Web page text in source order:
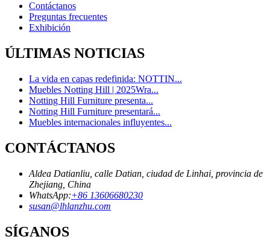
Contáctanos
Preguntas frecuentes
Exhibición
ÚLTIMAS NOTICIAS
La vida en capas redefinida: NOTTIN...
Muebles Notting Hill | 2025Wra...
Notting Hill Furniture presenta...
Notting Hill Furniture presentará...
Muebles internacionales influyentes...
CONTÁCTANOS
Aldea Datianliu, calle Datian, ciudad de Linhai, provincia de
Zhejiang, China
WhatsApp:+86 13606680230
susan@lhlanzhu.com
SÍGANOS